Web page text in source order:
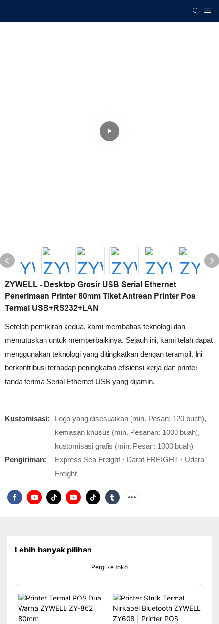
ZYWELL - Desktop Grosir USB Serial Ethernet
Penerimaan Printer 80mm Tiket Antrean Printer Pos
Termal USB+RS232+LAN
Setelah pemikiran kedua, kami membahas teknologi dan
memutuskan untuk memperbaikinya. Sejauh ini, kami telah dapat
menggunakan teknologi yang ditingkatkan dengan terampil. Ini
berkontribusi terhadap peningkatan efisiensi kerja dan printer
tanda terima Serial Ethernet USB yang dijamin.
Kustomisasi:
Logo yang disesuaikan (min. Pesan: 120 buah),
kemasan khusus (min. Pesanan: 1000 buah),
kustomisasi grafis (min. Pesan: 1000 buah)
Pengiriman:
Express Sea Freight · Darat FREIGHT · Udara
Freight
Lebih banyak pilihan
Pergi ke toko